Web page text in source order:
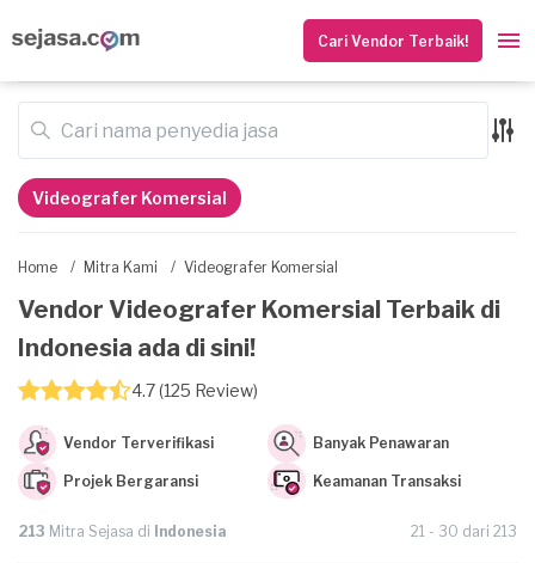
Cari Vendor Terbaik!
Home / Mitra Kami / Videografer Komersial
Vendor Videografer Komersial Terbaik di
Indonesia ada di sini!
4.7 (125 Review)
Vendor Terverifikasi Banyak Penawaran
Projek Bergaransi Keamanan Transaksi
213 Mitra Sejasa di Indonesia 21 - 30 dari 213
Videografer Komersial